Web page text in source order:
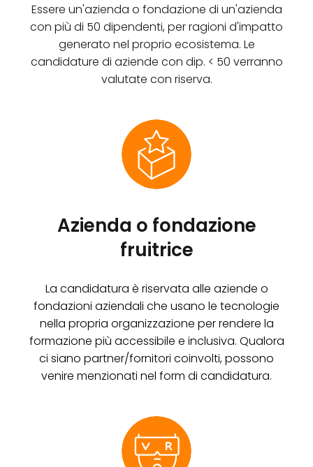
Essere un'azienda o fondazione di un'azienda
con più di 50 dipendenti, per ragioni d'impatto
generato nel proprio ecosistema. Le
candidature di aziende con dip. < 50 verranno
valutate con riserva.
Azienda o fondazione
fruitrice
La candidatura è riservata alle aziende o
fondazioni aziendali che usano le tecnologie
nella propria organizzazione per rendere la
formazione più accessibile e inclusiva. Qualora
ci siano partner/fornitori coinvolti, possono
venire menzionati nel form di candidatura.